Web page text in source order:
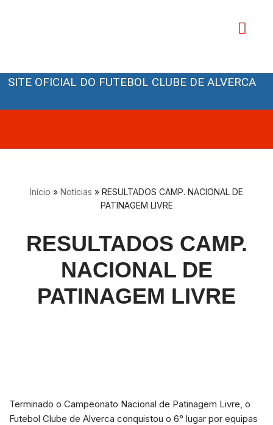
conteúdo
SITE OFICIAL DO FUTEBOL CLUBE DE ALVERCA
Início » Notícias » RESULTADOS CAMP. NACIONAL DE
PATINAGEM LIVRE
RESULTADOS CAMP.
NACIONAL DE
PATINAGEM LIVRE
Terminado o Campeonato Nacional de Patinagem Livre, o
Futebol Clube de Alverca conquistou o 6° lugar por equipas